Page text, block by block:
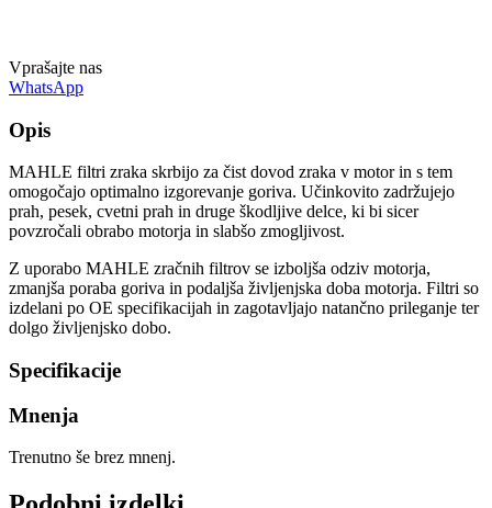
Vprašajte nas
WhatsApp
Opis
MAHLE filtri zraka skrbijo za čist dovod zraka v motor in s tem
omogočajo optimalno izgorevanje goriva. Učinkovito zadržujejo
prah, pesek, cvetni prah in druge škodljive delce, ki bi sicer
povzročali obrabo motorja in slabšo zmogljivost.
Z uporabo MAHLE zračnih filtrov se izboljša odziv motorja,
zmanjša poraba goriva in podaljša življenjska doba motorja. Filtri so
izdelani po OE specifikacijah in zagotavljajo natančno prileganje ter
dolgo življenjsko dobo.
Specifikacije
Mnenja
Trenutno še brez mnenj.